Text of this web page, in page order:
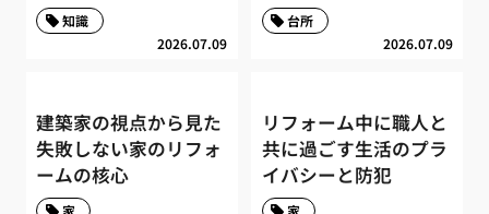
2026.07.09
知識
2026.07.09
台所
建築家の視点から見た
失敗しない家のリフォ
ームの核心
リフォーム中に職人と
共に過ごす生活のプラ
イバシーと防犯